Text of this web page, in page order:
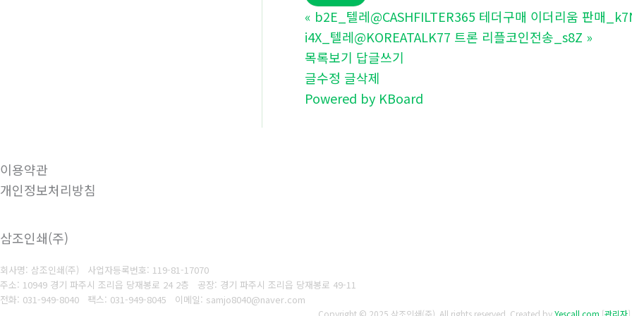
« b2E_텔레@CASHFILTER365 테더구매 이더리움 판매
i4X_텔레@KOREATALK77 트론 리플코인전송_s8Z »
목록보기 답글쓰기
글수정 글삭제
Powered by KBoard
이용약관
개인정보처리방침
삼조인쇄(주)
회사명: 삼조인쇄(주) 사업자등록번호: 119-81-17070
주소: 10949 경기 파주시 조리읍 당재봉로 24 2층 공장: 경기 파주시 조리읍 당재봉로 49-11
전화: 031-949-8040
팩스: 031-949-8045 이메일: samjo8040@naver.com
Copyright © 2025 삼조인쇄(주). All rights reserved. Created byYescall.com [관리자]